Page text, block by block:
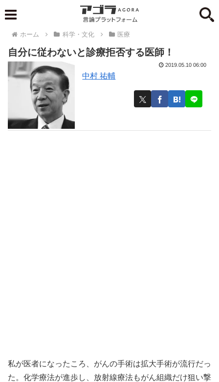
ホーム 科学・文化 医療
自分に従わないと診療拒否する医師！
中村 祐輔
2019.05.10 06:00
私が医者になったころ、がんの手術は拡大手術が流行だっ
た。化学療法が進歩し、放射線療法もがん組織だけ狙い撃